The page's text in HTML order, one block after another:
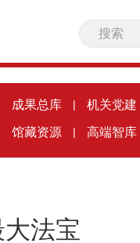
成果总库 | 机关党建
馆藏资源 | 高端智库
法宝